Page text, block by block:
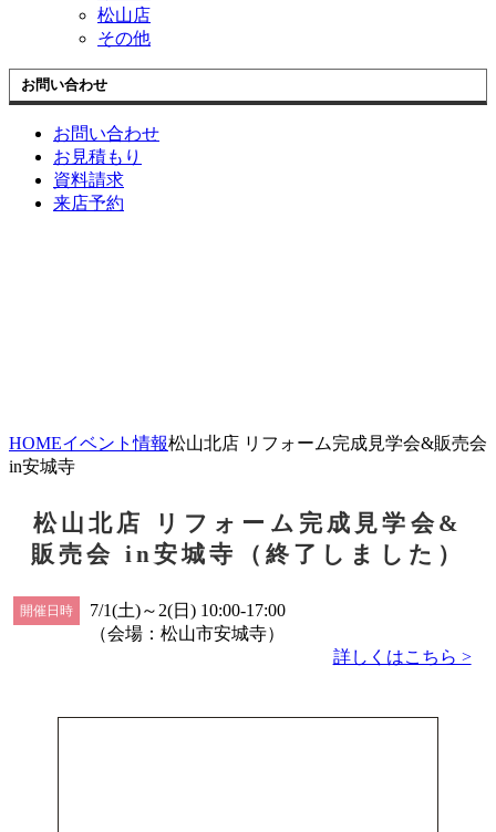
松山店
その他
お問い合わせ
お問い合わせ
お見積もり
資料請求
来店予約
HOMEイベント情報松山北店 リフォーム完成見学会&販売会
in安城寺
松山北店 リフォーム完成見学会&
販売会 in安城寺（終了しました）
開催日時
7/1(土)～2(日) 10:00-17:00
（会場：松山市安城寺）
詳しくはこちら >